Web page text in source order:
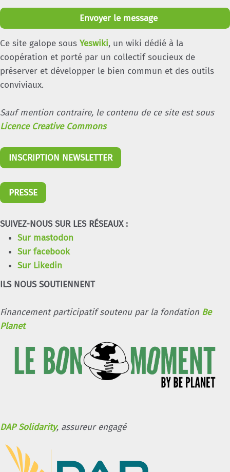
Envoyer le message
Ce site galope sous Yeswiki, un wiki dédié à la
coopération et porté par un collectif soucieux de
préserver et développer le bien commun et des outils
conviviaux.
Sauf mention contraire, le contenu de ce site est sous
Licence Creative Commons
INSCRIPTION NEWSLETTER
PRESSE
SUIVEZ-NOUS SUR LES RÉSEAUX :
Sur mastodon
Sur facebook
Sur Likedin
ILS NOUS SOUTIENNENT
Financement participatif soutenu par la fondation Be
Planet
DAP Solidarity, assureur engagé